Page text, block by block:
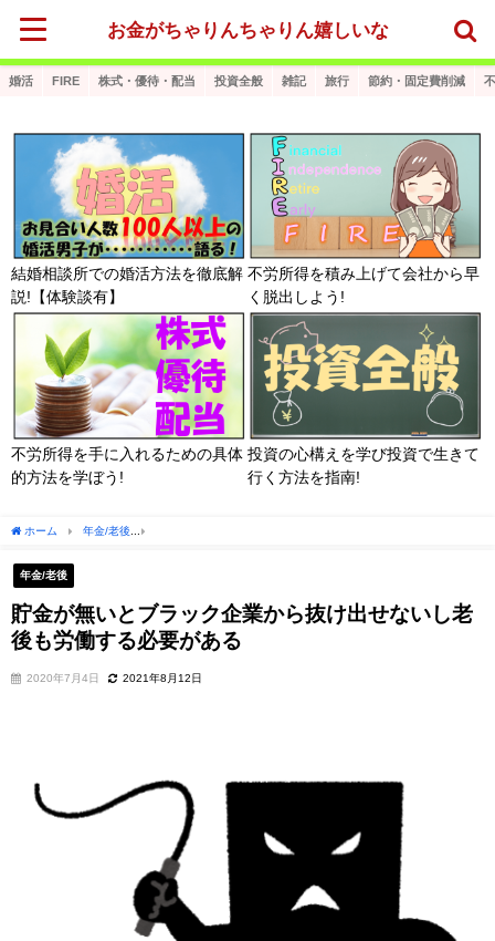
お金がちゃりんちゃりん嬉しいな
婚活 FIRE 株式・優待・配当 投資全般 雑記 旅行 節約・固定費削減
結婚相談所での婚活方法を徹底解
説!【体験談有】
不労所得を積み上げて会社から早
く脱出しよう!
不労所得を手に入れるための具体
的方法を学ぼう!
投資の心構えを学び投資で生きて
行く方法を指南!
ホーム 年金/老後
年金/老後
貯金が無いとブラック企業から抜け出せないし老
後も労働する必要がある
2020年7月4日 2021年8月12日